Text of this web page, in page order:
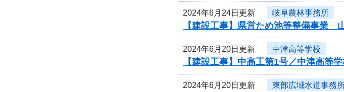
2024年6月24日更新 岐阜農林事務所
【建設工事】県営ため池等整備事業
2024年6月20日更新 中津高等学校
【建設工事】中高工第1号／中津高等
2024年6月20日更新 東部広域水道事務